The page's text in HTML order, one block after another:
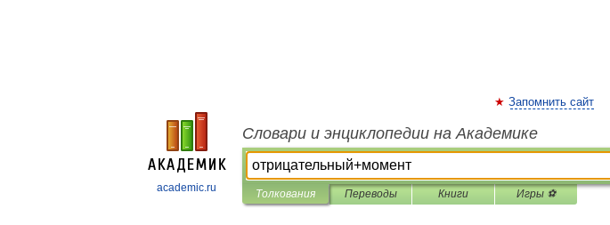
academic.ru
Запомнить сайт
Словари и энциклопедии на Академике
Толкования Переводы Книги Игры ⚽